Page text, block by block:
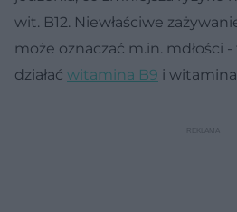
wit. B12. Niewłaściwe
może oznaczać m.in. mdłości
działać witamina B9 i witamina